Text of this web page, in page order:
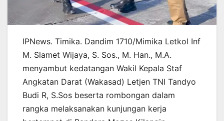
IPNews. Timika. Dandim 1710/Mimika Letkol Inf
M. Slamet Wijaya, S. Sos., M. Han., M.A.
menyambut kedatangan Wakil Kepala Staf
Angkatan Darat (Wakasad) Letjen TNI Tandyo
Budi R, S.Sos beserta rombongan dalam
rangka melaksanakan kunjungan kerja